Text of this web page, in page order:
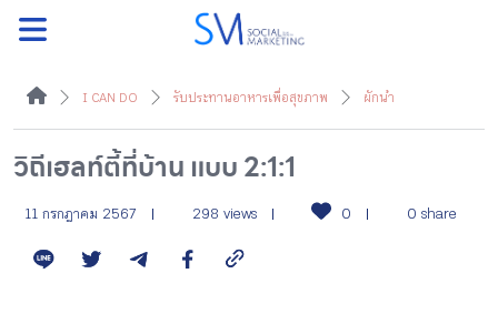
ค้นหา
หน้าแรกแคมเปญ
I CAN DO รับประทานอาหารเพื่อสุขภาพ ผักนำ
วิถีเฮลท์ตี้ที่บ้าน แบบ 2:1:1
11 กรกฎาคม 2567 298 views 0 0 share